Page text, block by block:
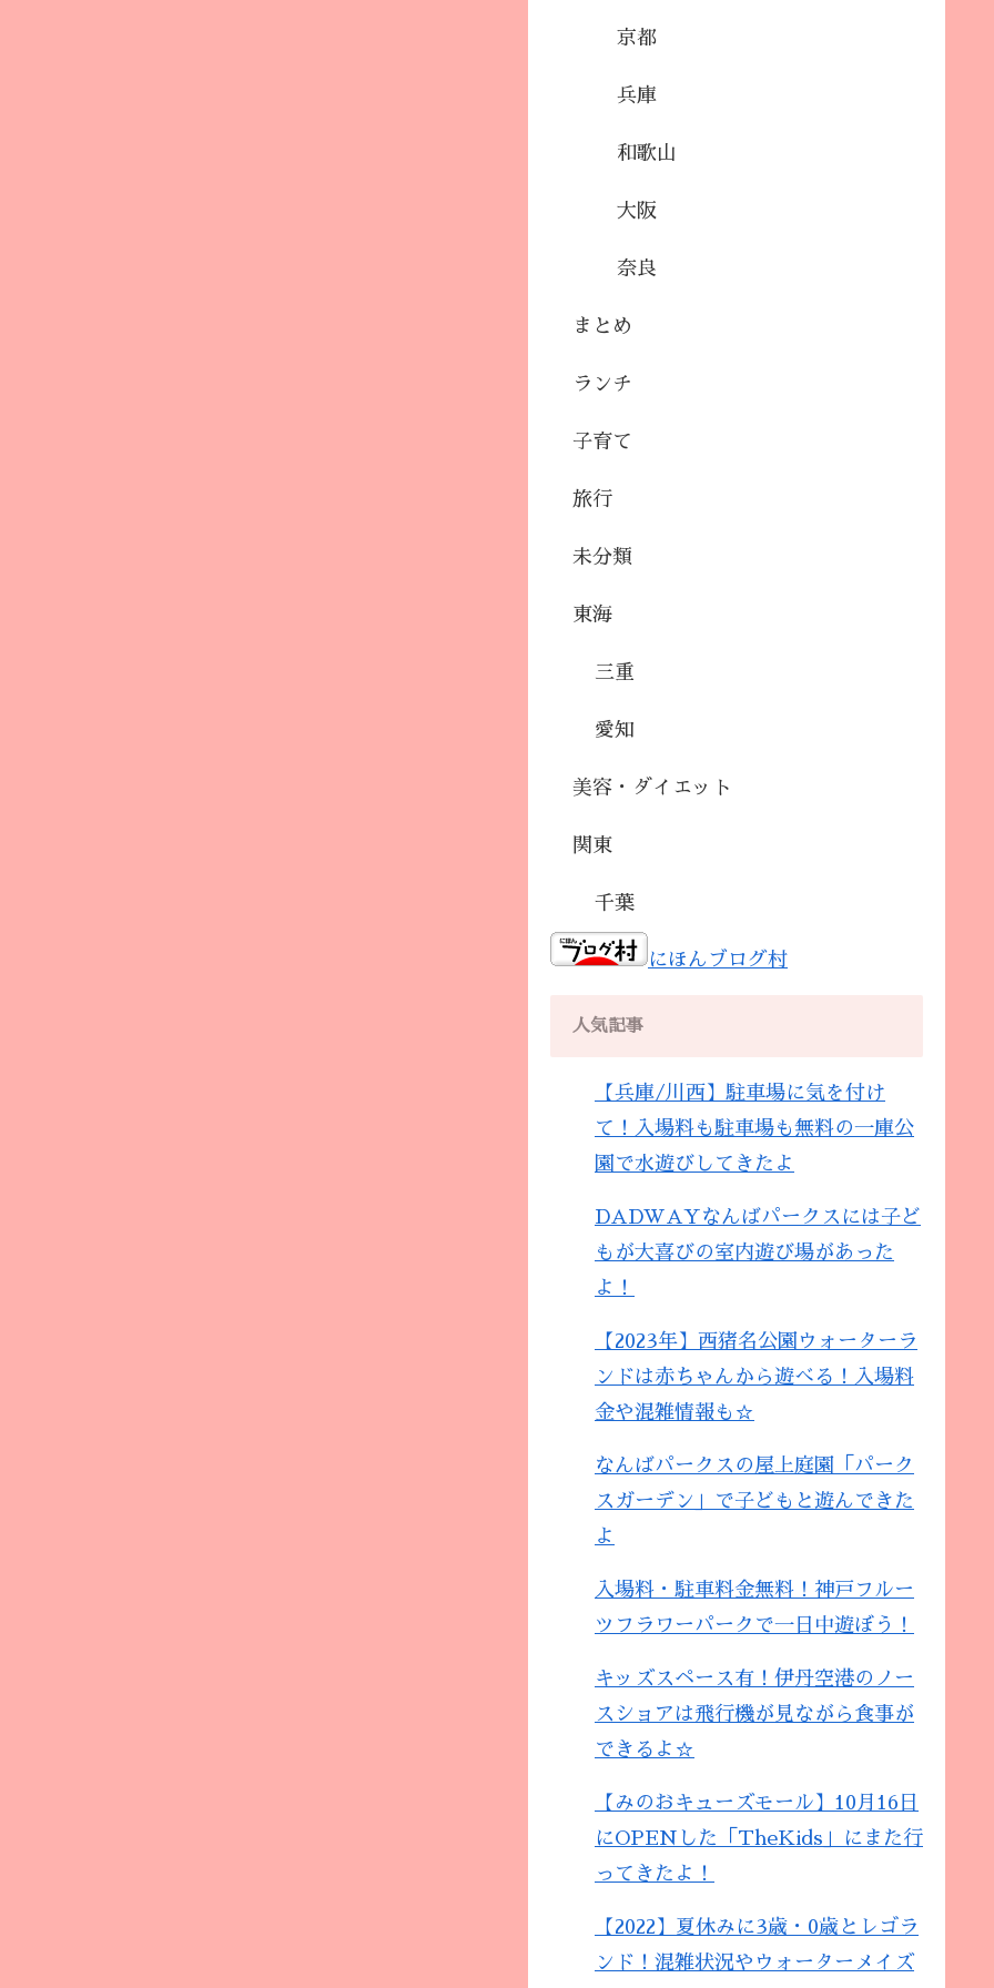
京都
兵庫
和歌山
大阪
奈良
まとめ
ランチ
子育て
旅行
未分類
東海
三重
愛知
美容・ダイエット
関東
千葉
にほんブログ村
人気記事
【兵庫/川西】駐車場に気を付け
て！入場料も駐車場も無料の一庫公
園で水遊びしてきたよ
DADWAYなんばパークスには子ど
もが大喜びの室内遊び場があった
よ！
【2023年】西猪名公園ウォーターラ
ンドは赤ちゃんから遊べる！入場料
金や混雑情報も☆
なんばパークスの屋上庭園「パーク
スガーデン」で子どもと遊んできた
よ
入場料・駐車料金無料！神戸フルー
ツフラワーパークで一日中遊ぼう！
キッズスペース有！伊丹空港のノー
スショアは飛行機が見ながら食事が
できるよ☆
【みのおキューズモール】10月16日
にOPENした「TheKids」にまた行
ってきたよ！
【2022】夏休みに3歳・0歳とレゴラ
ンド！混雑状況やウォーターメイズ